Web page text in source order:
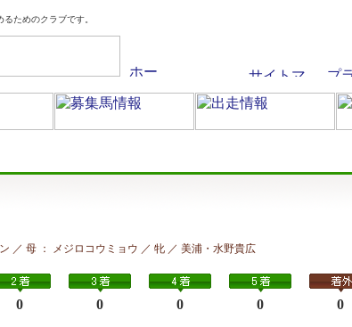
ためのクラブです。
／ 母 ： メジロコウミョウ ／ 牝 ／ 美浦・水野貴広
0 0 0 0 0